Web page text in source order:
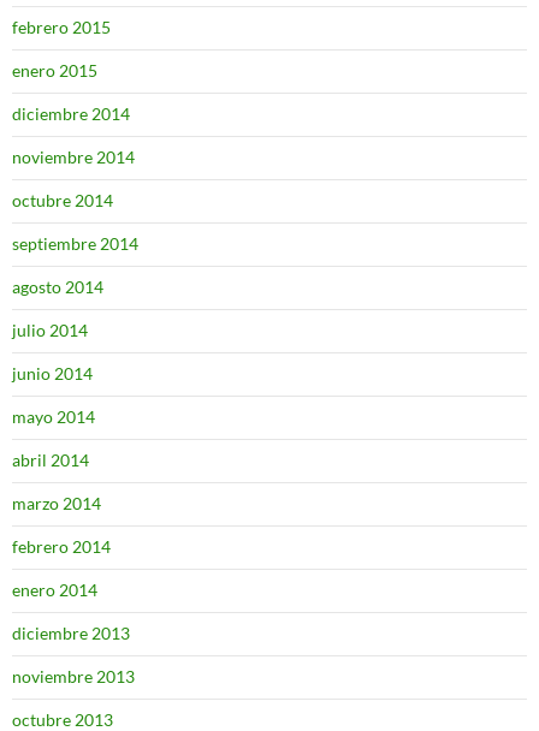
febrero 2015
enero 2015
diciembre 2014
noviembre 2014
octubre 2014
septiembre 2014
agosto 2014
julio 2014
junio 2014
mayo 2014
abril 2014
marzo 2014
febrero 2014
enero 2014
diciembre 2013
noviembre 2013
octubre 2013